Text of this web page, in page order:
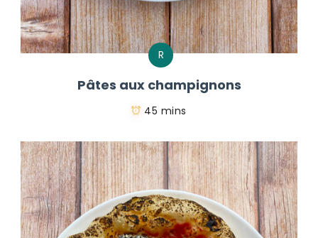
R
Pâtes aux champignons
45 mins